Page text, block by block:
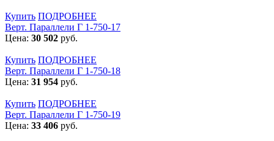
Купить ПОДРОБНЕЕ
Верт. Параллели Г 1-750-17
Цена: 30 502 руб.
Купить ПОДРОБНЕЕ
Верт. Параллели Г 1-750-18
Цена: 31 954 руб.
Купить ПОДРОБНЕЕ
Верт. Параллели Г 1-750-19
Цена: 33 406 руб.